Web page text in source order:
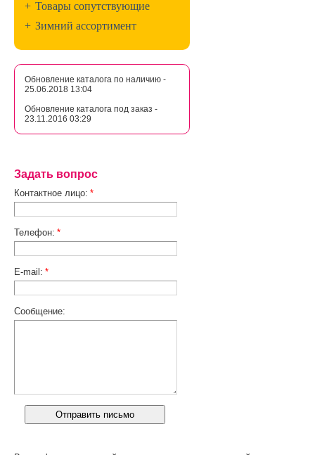
+ Товары сопутствующие
+ Зимний ассортимент
Обновление каталога по наличию -
25.06.2018 13:04
Обновление каталога под заказ -
23.11.2016 03:29
Задать вопрос
Контактное лицо: *
Телефон: *
E-mail: *
Сообщение: